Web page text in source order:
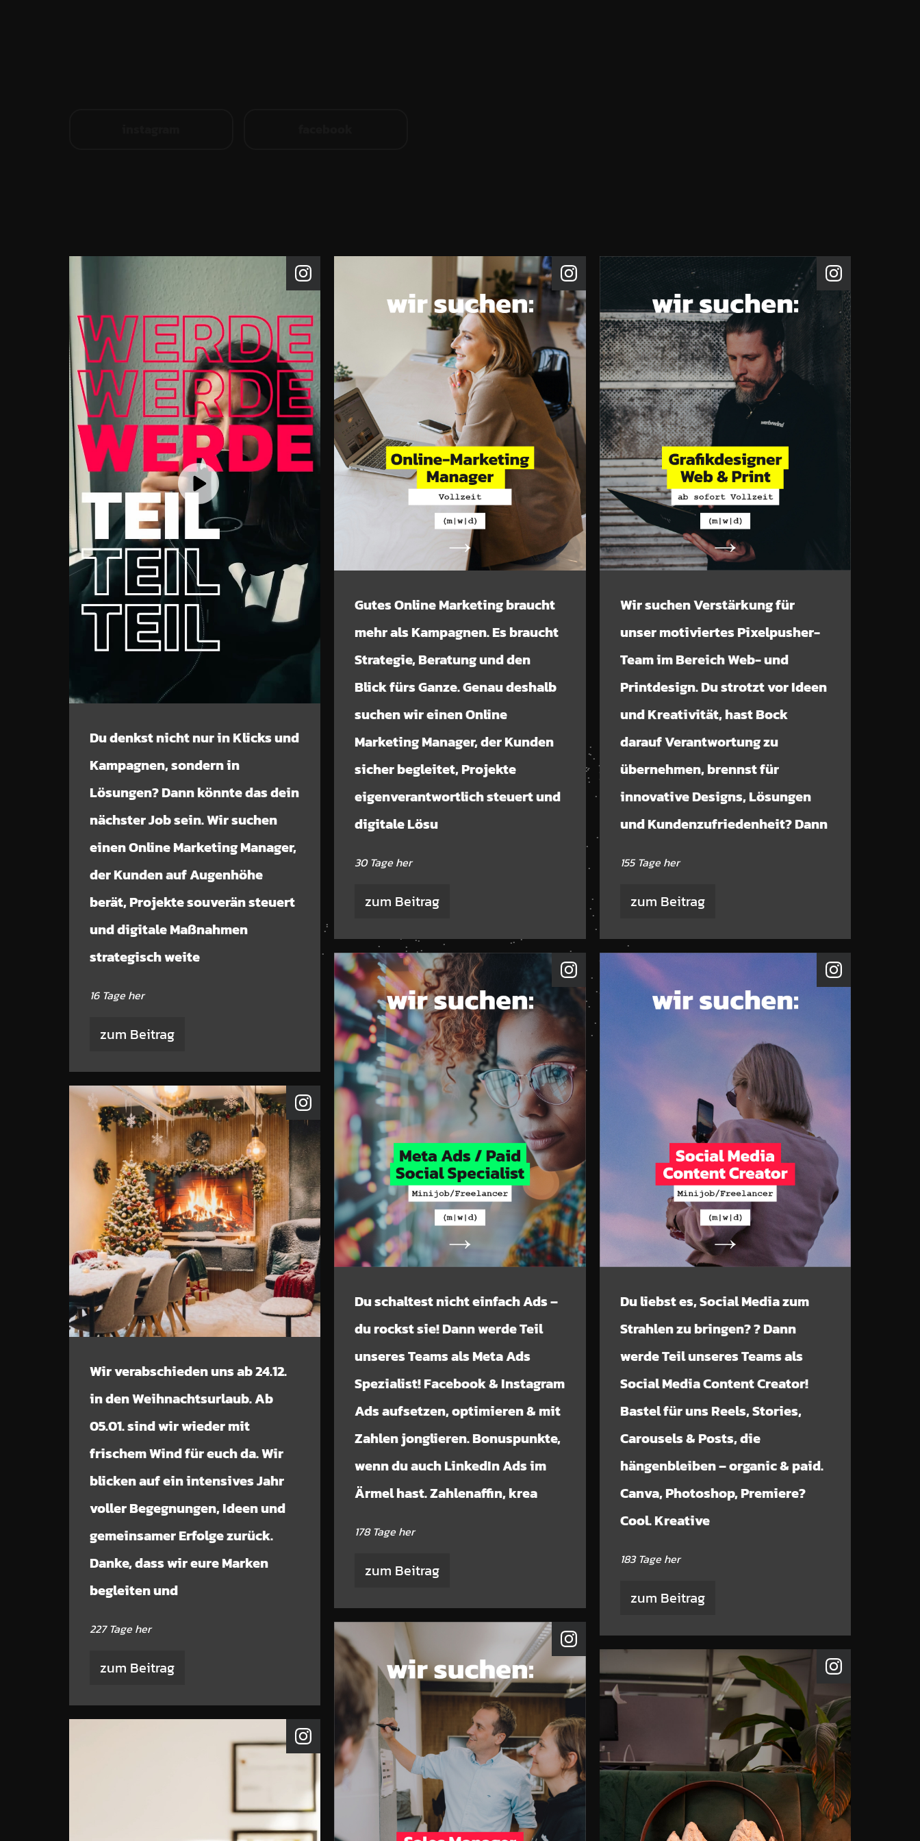
Du denkst nicht nur in Klicks und
Kampagnen, sondern in
Lösungen? Dann könnte das dein
nächster Job sein. Wir suchen
einen Online Marketing Manager,
der Kunden auf Augenhöhe
berät, Projekte souverän steuert
und digitale Maßnahmen
strategisch weite
16 Tage her
zum Beitrag
Gutes Online Marketing braucht
mehr als Kampagnen. Es braucht
Strategie, Beratung und den
Blick fürs Ganze. Genau deshalb
suchen wir einen Online
Marketing Manager, der Kunden
sicher begleitet, Projekte
eigenverantwortlich steuert und
digitale Lösu
30 Tage her
zum Beitrag
Wir suchen Verstärkung für
unser motiviertes Pixelpusher-
Team im Bereich Web- und
Printdesign. Du strotzt vor Ideen
und Kreativität, hast Bock
darauf Verantwortung zu
übernehmen, brennst für
innovative Designs, Lösungen
und Kundenzufriedenheit? Dann
155 Tage her
zum Beitrag
Du schaltest nicht einfach Ads –
du rockst sie! Dann werde Teil
unseres Teams als Meta Ads
Spezialist! Facebook & Instagram
Ads aufsetzen, optimieren & mit
Zahlen jonglieren. Bonuspunkte,
wenn du auch LinkedIn Ads im
Ärmel hast. Zahlenaffin, krea
178 Tage her
zum Beitrag
Du liebst es, Social Media zum
Strahlen zu bringen? ? Dann
werde Teil unseres Teams als
Social Media Content Creator!
Bastel für uns Reels, Stories,
Carousels & Posts, die
hängenbleiben – organic & paid.
Canva, Photoshop, Premiere?
Cool. Kreative
183 Tage her
zum Beitrag
Wir verabschieden uns ab 24.12.
in den Weihnachtsurlaub. Ab
05.01. sind wir wieder mit
frischem Wind für euch da. Wir
blicken auf ein intensives Jahr
voller Begegnungen, Ideen und
gemeinsamer Erfolge zurück.
Danke, dass wir eure Marken
begleiten und
227 Tage her
zum Beitrag